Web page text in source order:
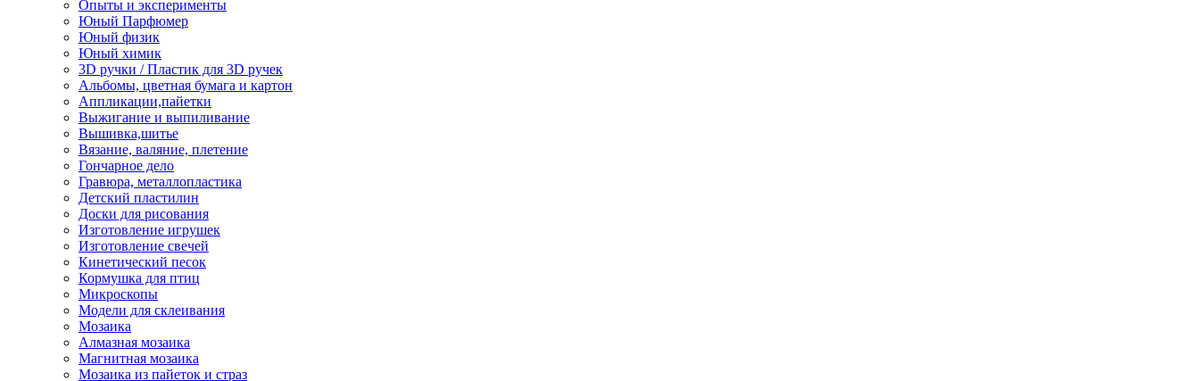
Опыты и эксперименты
Юный Парфюмер
Юный физик
Юный химик
3D ручки / Пластик для 3D ручек
Альбомы, цветная бумага и картон
Аппликации,пайетки
Выжигание и выпиливание
Вышивка,шитье
Вязание, валяние, плетение
Гончарное дело
Гравюра, металлопластика
Детский пластилин
Доски для рисования
Изготовление игрушек
Изготовление свечей
Кинетический песок
Кормушка для птиц
Микроскопы
Модели для склеивания
Мозаика
Алмазная мозаика
Магнитная мозаика
Мозаика из пайеток и страз